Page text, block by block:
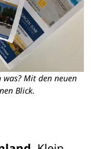
Mit den neuen
Blick.